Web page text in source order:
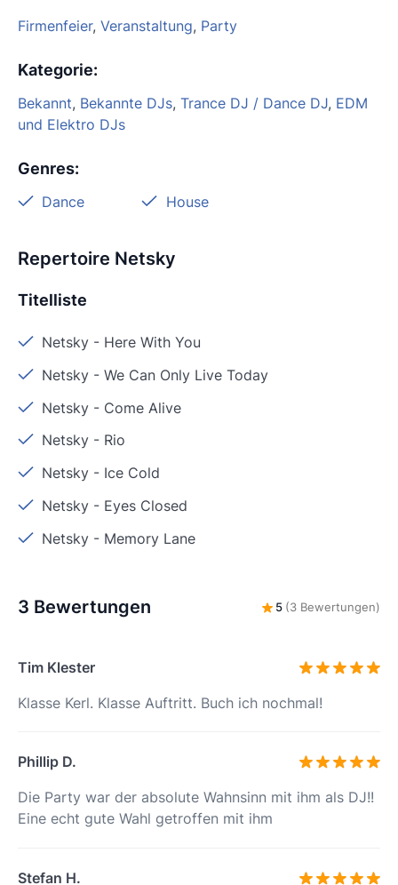
Firmenfeier, Veranstaltung, Party
Kategorie:
Bekannt, Bekannte DJs, Trance DJ / Dance DJ, EDM
und Elektro DJs
Genres:
Dance House
Repertoire Netsky
Titelliste
Netsky - Here With You
Netsky -We Can Only Live Today
Netsky - Come Alive
Netsky - Rio
Netsky - Ice Cold
Netsky - Eyes Closed
Netsky - Memory Lane
3 Bewertungen 5 (3 Bewertungen)
Tim Klester
Klasse Kerl. Klasse Auftritt. Buch ich nochmal!
Phillip D.
Die Party war der absolute Wahnsinn mit ihm als DJ!!
Eine echt gute Wahl getroffen mit ihm
Stefan H.